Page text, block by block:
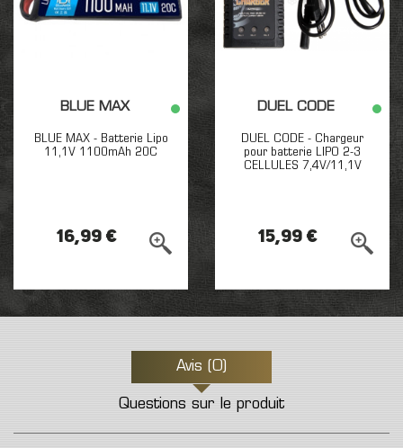
BLUE MAX
BLUE MAX - Batterie Lipo
11,1V 1100mAh 20C
16,99 €
DUEL CODE
DUEL CODE - Chargeur
pour batterie LIPO 2-3
CELLULES 7,4V/11,1V
15,99 €
Avis (0)
Questions sur le produit